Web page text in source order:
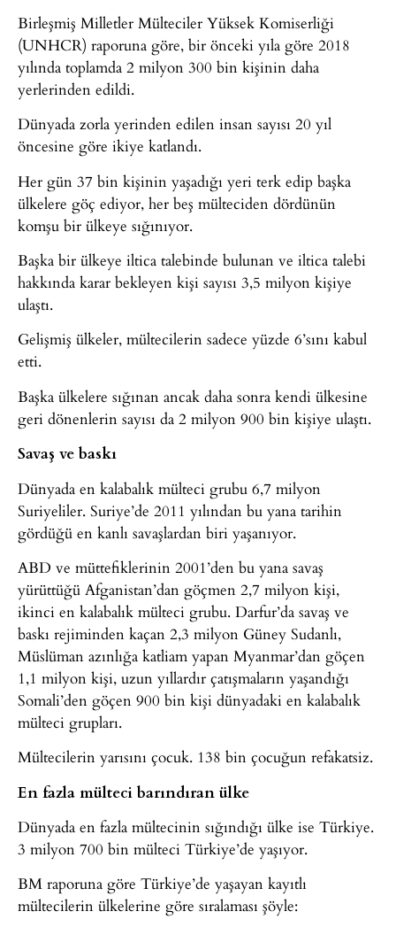
Birleşmiş Milletler Mülteciler Yüksek Komiserliği
(UNHCR) raporuna göre, bir önceki yıla göre 2018
yılında toplamda 2 milyon 300 bin kişinin daha
yerlerinden edildi.
Dünyada zorla yerinden edilen insan sayısı 20 yıl
öncesine göre ikiye katlandı.
Her gün 37 bin kişinin yaşadığı yeri terk edip başka
ülkelere göç ediyor, her beş mülteciden dördünün
komşu bir ülkeye sığınıyor.
Başka bir ülkeye iltica talebinde bulunan ve iltica talebi
hakkında karar bekleyen kişi sayısı 3,5 milyon kişiye
ulaştı.
Gelişmiş ülkeler, mültecilerin sadece yüzde 6’sını kabul
etti.
Başka ülkelere sığınan ancak daha sonra kendi ülkesine
geri dönenlerin sayısı da 2 milyon 900 bin kişiye ulaştı.
Savaş ve baskı
Dünyada en kalabalık mülteci grubu 6,7 milyon
Suriyeliler. Suriye’de 2011 yılından bu yana tarihin
gördüğü en kanlı savaşlardan biri yaşanıyor.
ABD ve müttefiklerinin 2001’den bu yana savaş
yürüttüğü Afganistan’dan göçmen 2,7 milyon kişi,
ikinci en kalabalık mülteci grubu. Darfur’da savaş ve
baskı rejiminden kaçan 2,3 milyon Güney Sudanlı,
Müslüman azınlığa katliam yapan Myanmar’dan göçen
1,1 milyon kişi, uzun yıllardır çatışmaların yaşandığı
Somali’den göçen 900 bin kişi dünyadaki en kalabalık
mülteci grupları.
Mültecilerin yarısını çocuk. 138 bin çocuğun refakatsiz.
En fazla mülteci barındıran ülke
Dünyada en fazla mültecinin sığındığı ülke ise Türkiye.
3 milyon 700 bin mülteci Türkiye’de yaşıyor.
BM raporuna göre Türkiye’de yaşayan kayıtlı
mültecilerin ülkelerine göre sıralaması şöyle: